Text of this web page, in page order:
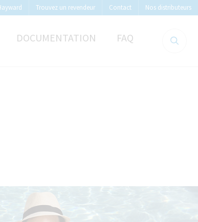
Trouvez un revendeur Contact Nos distributeurs
DOCUMENTATION FAQ